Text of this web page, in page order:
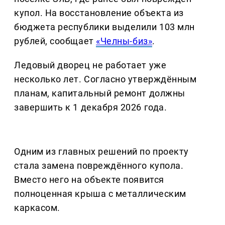
купол. На восстановление объекта из
бюджета республики выделили 103 млн
рублей, сообщает «Челны-биз».
Ледовый дворец не работает уже
несколько лет. Согласно утверждённым
планам, капитальный ремонт должны
завершить к 1 декабря 2026 года.
Одним из главных решений по проекту
стала замена повреждённого купола.
Вместо него на объекте появится
полноценная крыша с металлическим
каркасом.